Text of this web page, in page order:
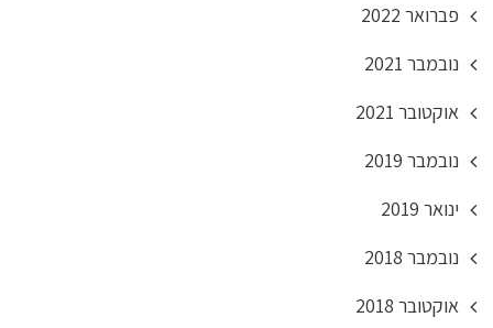
פברואר 2022
נובמבר 2021
אוקטובר 2021
נובמבר 2019
ינואר 2019
נובמבר 2018
אוקטובר 2018